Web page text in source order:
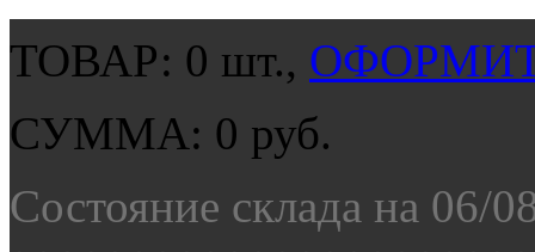
ТОВАР: 0 шт.,
СУММА: 0 руб.
Состояние склада на 06/